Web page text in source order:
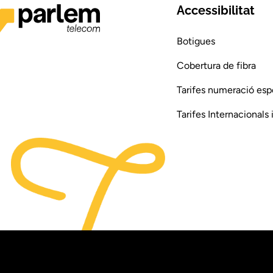
Accessibilitat
Botigues
Cobertura de fibra
Tarifes numeració
Tarifes Internacionals